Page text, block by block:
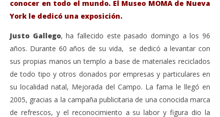
VIENDO AHORA
Fallece Justo Gallego, un hombre que dedicó su vida
a construir una catedral en su Pueblo.
conocer en todo el mundo. El Museo MOMA de Nueva
York le dedicó una exposición.
Justo Gallego, ha fallecido este pasado domingo a los 96
años. Durante 60 años de su vida, se dedicó a levantar con
sus propias manos un templo a base de materiales reciclados
de todo tipo y otros donados por empresas y particulares en
su localidad natal, Mejorada del Campo. La fama le llegó en
2005, gracias a la campaña publicitaria de una conocida marca
de refrescos, y el reconocimiento a su labor y figura dio la